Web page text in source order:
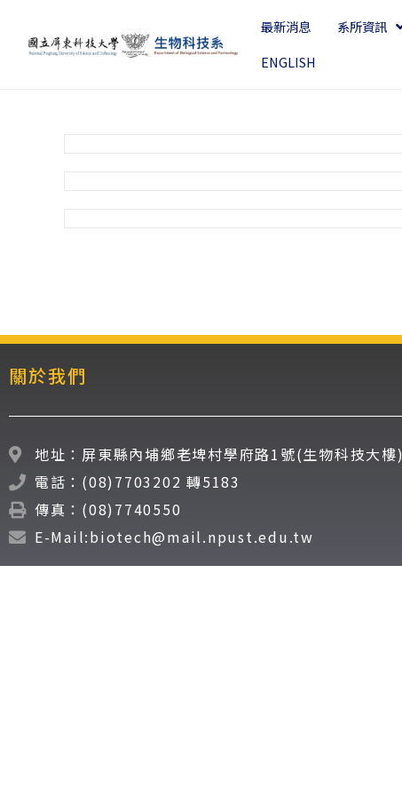
最新消息 系所資訊
ENGLISH
關於我們
地址：屏東縣內埔鄉老埤村學府路1號(生物科技大樓)
電話：(08)7703202 轉5183
傳真：(08)7740550
E-Mail:biotech@mail.npust.edu.tw